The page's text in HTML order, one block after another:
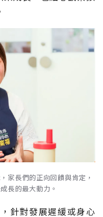
家長們的正向回饋與肯定，
長的最大動力。
針對發展遲緩或身心